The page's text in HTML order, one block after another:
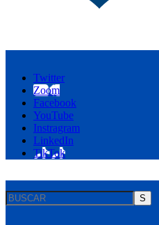
Twitter
Zoom
Facebook
YouTube
Instragram
LinkedIn
TikTok
S